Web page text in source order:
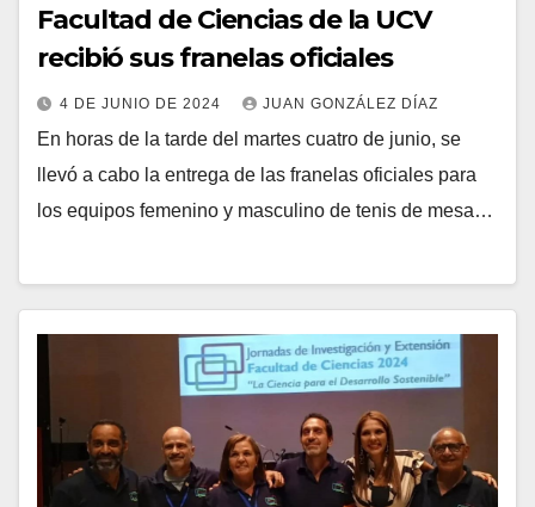
Facultad de Ciencias de la UCV
recibió sus franelas oficiales
4 DE JUNIO DE 2024 JUAN GONZÁLEZ DÍAZ
En horas de la tarde del martes cuatro de junio, se
llevó a cabo la entrega de las franelas oficiales para
los equipos femenino y masculino de tenis de mesa…